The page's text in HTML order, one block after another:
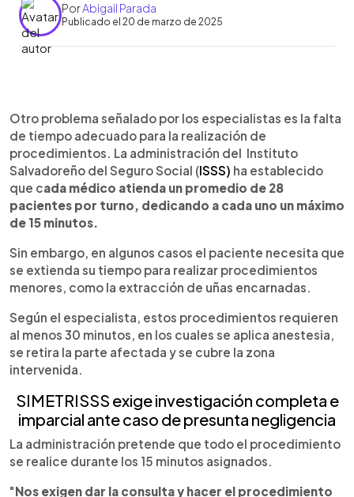
PorAbigail Parada
Publicado el 20 de marzo de 2025
Escuchar artículo
Otro problema señalado por los especialistas es la falta
de tiempo adecuado para la realización de
procedimientos. La administración del Instituto
Salvadoreño del Seguro Social (ISSS) ha establecido
que cada médico atienda un promedio de 28
pacientes por turno, dedicando a cada uno un máximo
de 15 minutos.
Sin embargo, en algunos casos el paciente necesita que
se extienda su tiempo para realizar procedimientos
menores, como la extracción de uñas encarnadas.
Según el especialista, estos procedimientos requieren
al menos 30 minutos, en los cuales se aplica anestesia,
se retira la parte afectada y se cubre la zona
intervenida.
SIMETRISSS exige investigación completa e
imparcial ante caso de presunta negligencia
La administración pretende que todo el procedimiento
se realice durante los 15 minutos asignados.
"Nos exigen dar la consulta y hacer el procedimiento